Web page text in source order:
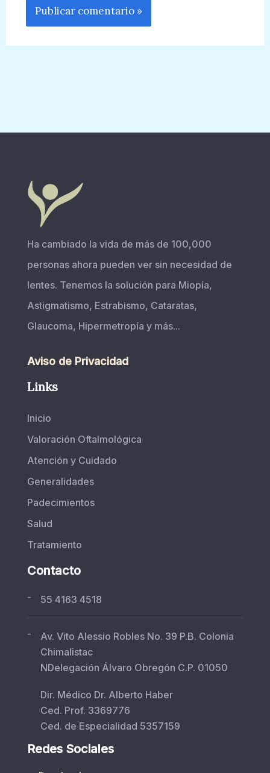
Ha cambiado la vida de más de 100,000
personas ahora pueden ver sin necesidad de
lentes. Tenemos la solución para Miopía,
Astigmatismo, Estrabismo, Cataratas,
Glaucoma, Hipermetropía y más...
Aviso de Privacidad
Links
Inicio
Valoración Oftalmológica
Atención y Cuidado
Generalidades
Padecimientos
Salud
Tratamiento
Contacto
- 55 4163 4518
-
Av. Vito Alessio Robles No. 39 P.B. Colonia
Chimalistac
NDelegación Álvaro Obregón C.P. 01050
Dir. Médico Dr. Alberto Haber
Ced. Prof. 3369776
Ced. de Especialidad 5357159
Redes Sociales